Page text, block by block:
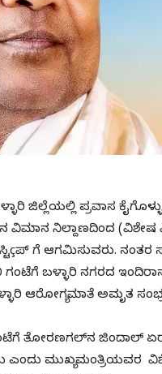
ಜಿಲ್ಲೆಯಲ್ಲಿ ಪ್ರವಾಸ
ವಿಮಾನ ನಿಲ್ದಾಣದಿಂದ
ಗೆ ಆಗಮಿಸುವರು. ನಂತರ
ಬಳ್ಳಾರಿ ನಗರದ
ಆರೋಗ್ಯಮಾತೆ ಅಮೃತ
ತೋರಣಗಲ್‌ನ ಜಿಂದಾಲ್
ಮುಖ್ಯಮಂತ್ರಿಯವರ